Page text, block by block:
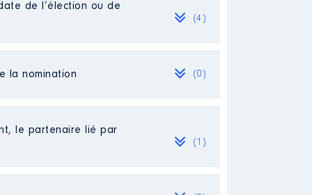
de l’élection ou de
(4)
la nomination (0)
le partenaire lié par
(1)